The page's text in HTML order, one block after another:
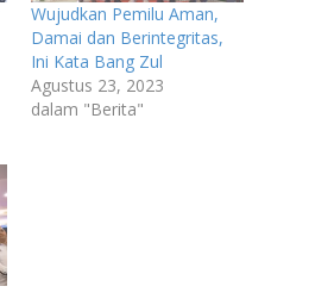
Wujudkan Pemilu Aman,
Damai dan Berintegritas,
Ini Kata Bang Zul
Agustus 23, 2023
dalam "Berita"